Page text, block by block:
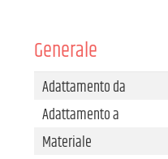
Generale
Adattamento da
Adattamento a
Materiale